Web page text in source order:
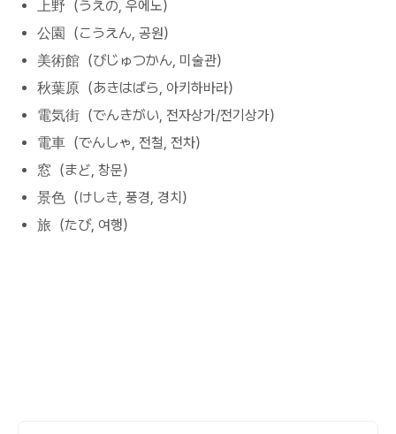
上野（うえの, 우에노）
公園（こうえん, 공원）
美術館（びじゅつかん, 미술관）
秋葉原（あきはばら, 아키하바라）
電気街（でんきがい, 전자상가/전기상가）
電車（でんしゃ, 전철, 전차）
窓（まど, 창문）
景色（けしき, 풍경, 경치）
旅（たび, 여행）